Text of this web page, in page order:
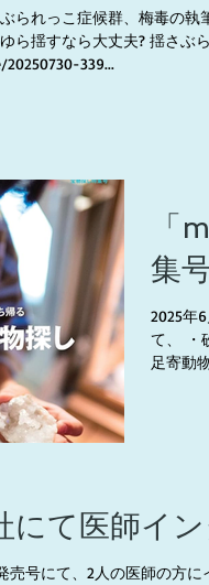
られっこ症候群、梅毒の
ら揺すなら大丈夫? 揺さぶ
339...
「
集
2025年
て、 ・
足寄動
にて医師イ
売号にて、2人の医師の方